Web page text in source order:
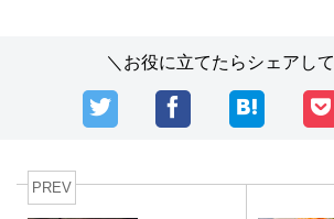
＼お役に立てたらシェアし
PREV